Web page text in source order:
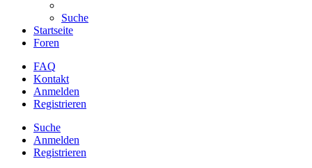
Suche
Startseite
Foren
FAQ
Kontakt
Anmelden
Registrieren
Suche
Anmelden
Registrieren